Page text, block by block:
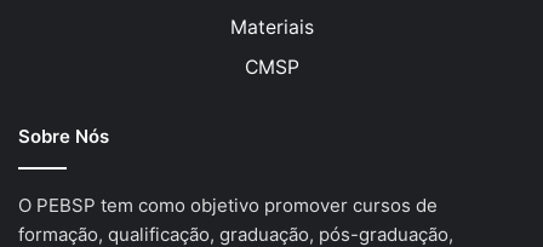
Materiais
CMSP
Sobre Nós
O PEBSP tem como objetivo promover cursos de
formação, qualificação, graduação, pós-graduação,